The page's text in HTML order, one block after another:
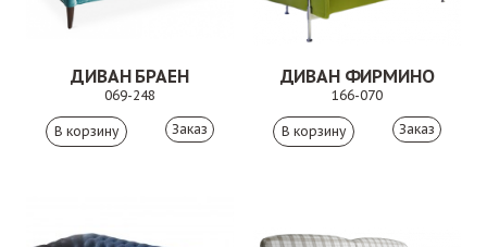
ДИВАН БРАЕН
069-248
Заказ
ДИВАН ФИРМИНО
166-070
Заказ